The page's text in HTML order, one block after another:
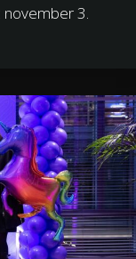
november 3.